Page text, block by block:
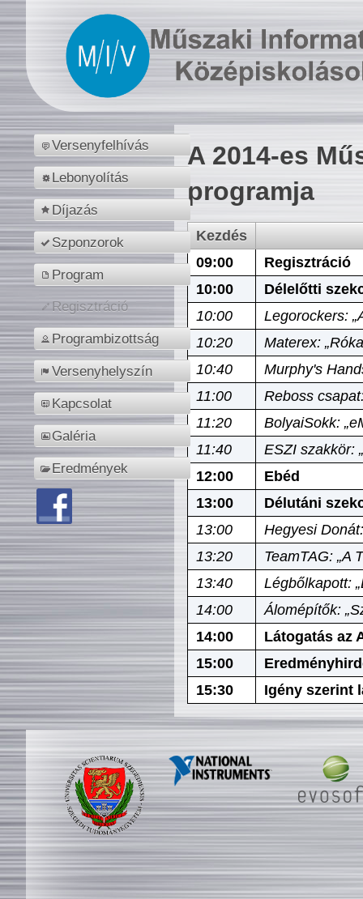
Versenyfelhívás
Lebonyolítás
Díjazás
Szponzorok
Program
Regisztráció
Programbizottság
Versenyhelyszín
Kapcsolat
Galéria
Eredmények
A 2014-es
programja
Kezdés
09:00
Regisztráció
10:00
Délelőtti
10:00
Legorockers:
10:20
Materex:
10:40
Murphy's
11:00
Reboss
11:20
BolyaiSokk:
11:40
ESZI szakkör:
12:00
Ebéd
13:00
Délutáni
13:00
Hegyesi
13:20
TeamTAG: „A
13:40
Légbőlkapott:
14:00
Álomépítők:
14:00
Látogatás az
15:00
15:30
Igény szerint